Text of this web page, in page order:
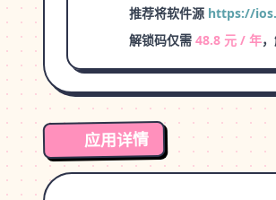
推荐将软件源 https://
解锁码仅需 48.8 元 / 年
应用详情